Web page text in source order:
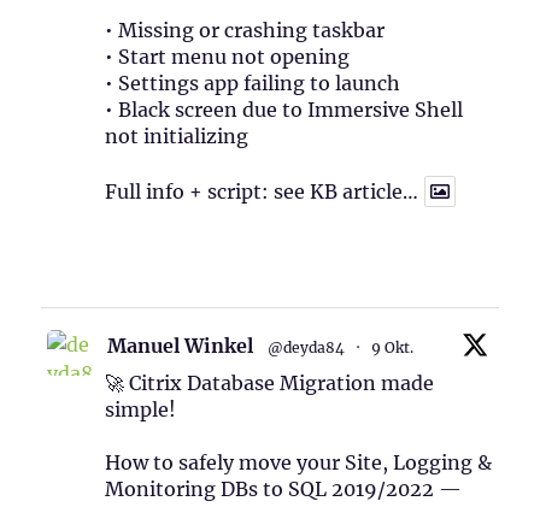
• Missing or crashing taskbar
• Start menu not opening
• Settings app failing to launch
• Black screen due to Immersive Shell
not initializing
Full info + script: see KB article…
Manuel Winkel @deyda84 · 9 Okt.
🚀 Citrix Database Migration made
simple!
How to safely move your Site, Logging &
Monitoring DBs to SQL 2019/2022 —